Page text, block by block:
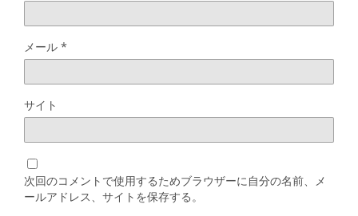
メール *
サイト
次回のコメントで使用するためブラウザーに自分の名前、メ
ールアドレス、サイトを保存する。